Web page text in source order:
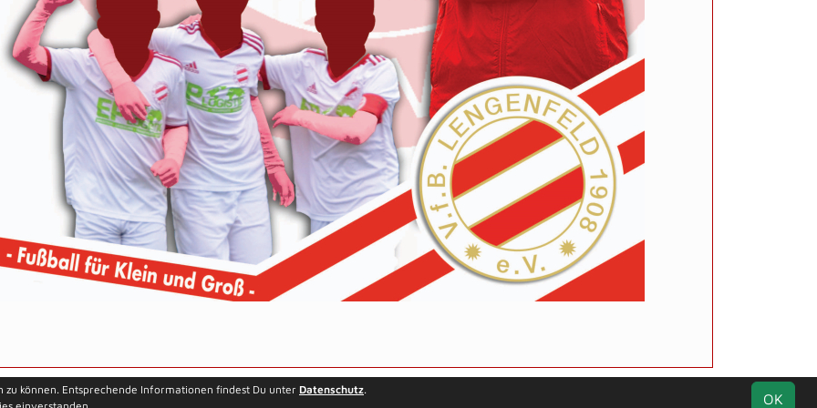
Besucherstatistik Kontakt
OK
können. Entsprechende Informationen findest Du unter Datenschutz.